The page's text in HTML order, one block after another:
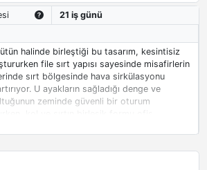
21 iş günü
halinde birleştiği bu tasarım, kesintisiz
file sırt yapısı sayesinde misafirlerin
sırt bölgesinde hava sirkülasyonu
U ayakların sağladığı denge ve
zeminde güvenli bir oturum
bir görünüm yaratıyor. Yönetici
, ergonomik detayları ve şık
çağdaş bir soluk getiriyor.